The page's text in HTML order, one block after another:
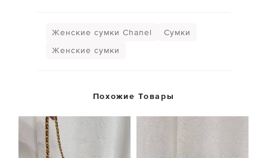
Женские сумки Chanel
Сумки
Женские сумки
Похожие Товары